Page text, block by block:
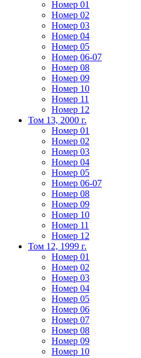
Номер 01
Номер 02
Номер 03
Номер 04
Номер 05
Номер 06-07
Номер 08
Номер 09
Номер 10
Номер 11
Номер 12
Том 13, 2000 г.
Номер 01
Номер 02
Номер 03
Номер 04
Номер 05
Номер 06-07
Номер 08
Номер 09
Номер 10
Номер 11
Номер 12
Том 12, 1999 г.
Номер 01
Номер 02
Номер 03
Номер 04
Номер 05
Номер 06
Номер 07
Номер 08
Номер 09
Номер 10